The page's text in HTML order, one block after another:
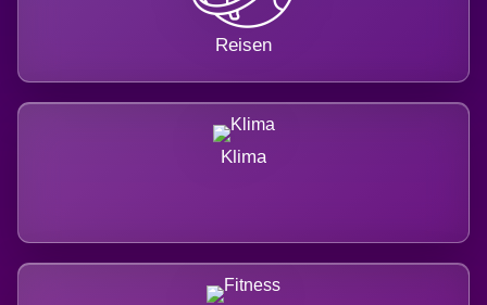
Reisen
Klima